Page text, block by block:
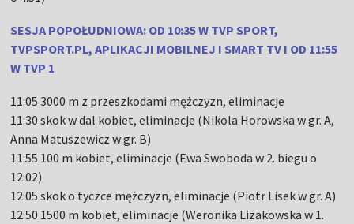
SESJA POPOŁUDNIOWA: OD 10:35 W TVP SPORT,
TVPSPORT.PL, APLIKACJI MOBILNEJ I SMART TV I OD 11:55
W TVP 1
11:05 3000 m z przeszkodami mężczyzn, eliminacje
11:30 skok w dal kobiet, eliminacje (Nikola Horowska w gr. A,
Anna Matuszewicz w gr. B)
11:55 100 m kobiet, eliminacje (Ewa Swoboda w 2. biegu o
12:02)
12:05 skok o tyczce mężczyzn, eliminacje (Piotr Lisek w gr. A)
12:50 1500 m kobiet, eliminacje (Weronika Lizakowska w 1.